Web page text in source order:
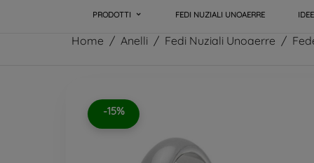
PRODOTTI FEDI NUZIALI UNOAERRE
Home Anelli Fedi Nuziali Unoaerre
-15%